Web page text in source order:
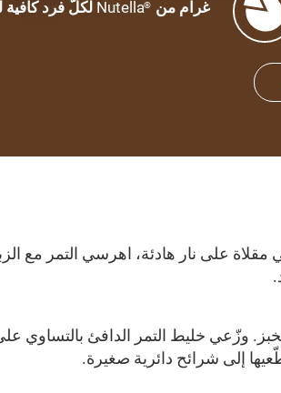
غرام من ®
Nutella لكلّ فرد كافية
مقلاة على نار هادئة، اهرسي التمر مع
وزّعي خليط التمر الدافئ بالتساوي
إلى شرائح دائرية صغيرة.